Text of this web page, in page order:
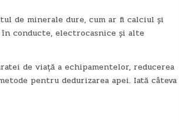
de minerale dure, cum ar fi calciul și
conducte, electrocasnice și alte
de viață a echipamentelor, reducerea
pentru dedurizarea apei. Iată câteva